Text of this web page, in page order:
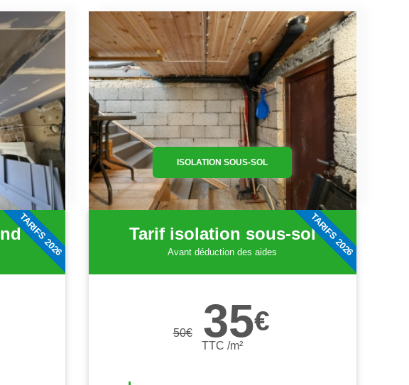
TARIFS 2026
ISOLATION SOUS-SOL
Tarif isolation sous-sol
Avant déduction des aides
50€ 35€
TTC /m²
TARIFS 2026